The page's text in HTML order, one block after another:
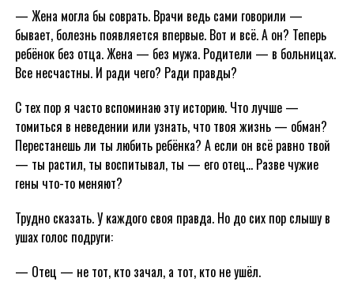
— Жена могла бы соврать. Врачи ведь сами говорили —
бывает, болезнь появляется впервые. Вот и всё. А он? Теперь
ребёнок без отца. Жена — без мужа. Родители — в больницах.
Все несчастны. И ради чего? Ради правды?
С тех пор я часто вспоминаю эту историю. Что лучше —
томиться в неведении или узнать, что твоя жизнь — обман?
Перестанешь ли ты любить ребёнка? А если он всё равно твой
— ты растил, ты воспитывал, ты — его отец… Разве чужие
гены что-то меняют?
Трудно сказать. У каждого своя правда. Но до сих пор слышу в
ушах голос подруги:
— Отец — не тот, кто зачал, а тот, кто не ушёл.